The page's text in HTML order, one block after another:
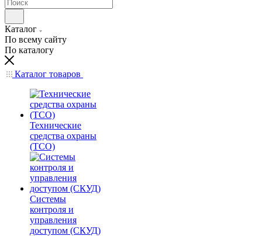
Каталог
По всему сайту
По каталогу
Каталог товаров
Технические
средства охраны
(ТСО)
Системы
контроля и
управления
доступом (СКУД)